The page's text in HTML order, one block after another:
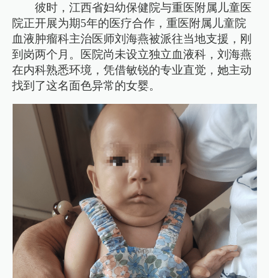
彼时，江西省妇幼保健院与重医附属儿童医
院正开展为期5年的医疗合作，重医附属儿童院
血液肿瘤科主治医师刘海燕被派往当地支援，刚
到岗两个月。医院尚未设立独立血液科，刘海燕
在内科熟悉环境，凭借敏锐的专业直觉，她主动
找到了这名面色异常的女婴。